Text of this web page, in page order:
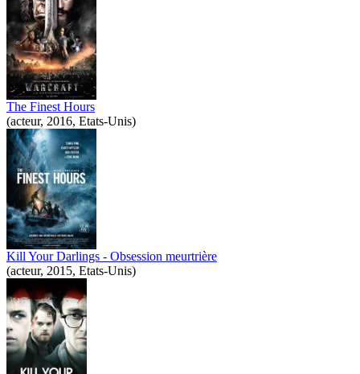
The Finest Hours
(acteur, 2016, Etats-Unis)
Kill Your Darlings - Obsession meurtrière
(acteur, 2015, Etats-Unis)